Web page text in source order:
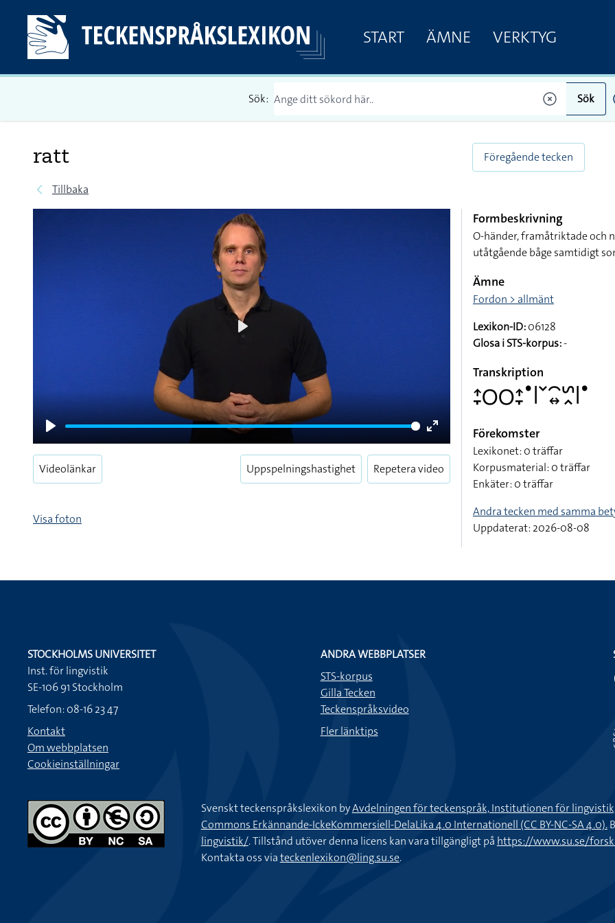
START ÄMNE VERKTYG
Sök: Sök
ratt
Tillbaka
Föregående tecken
Play
Enter
fullscreen
Play
Videolänkar Uppspelningshastighet Repetera video
Visa foton
Formbeskrivning
O-händer, framåtriktade och
utåtgående båge samtidigt
Ämne
Fordon > allmänt
Lexikon-ID:06128
Glosa i STS-korpus:-
Transkription
􌤴􌥙􌥆􌥆􌤴􌥙􌤟􌥼􌥧􌥯􌦉􌥲􌥿􌥼􌤟
Förekomster
Lexikonet: 0 träffar
Korpusmaterial: 0 träffar
Enkäter: 0 träffar
Andra tecken med samma
Uppdaterat: 2026-08-08
STOCKHOLMS UNIVERSITET
Inst. för lingvistik
SE-106 91 Stockholm
Telefon: 08-16 23 47
Kontakt
Om webbplatsen
Cookieinställningar
ANDRA WEBBPLATSER
STS-korpus
Gilla Tecken
Teckenspråksvideo
Fler länktips
Svenskt teckenspråkslexikon byAvdelningen för teckenspråk, Institutionen för
Commons Erkännande-IckeKommersiell-DelaLika 4.0 Internationell (CC BY-NC-SA 4.0).
lingvistik/. Tillstånd utöver denna licens kan vara tillgängligt på https://www.su.se/
Kontakta oss viateckenlexikon@ling.su.se.